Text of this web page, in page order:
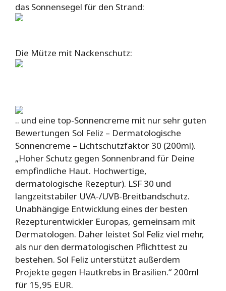
das Sonnensegel für den Strand:
Die Mütze mit Nackenschutz:
.. und eine top-Sonnencreme mit nur sehr guten
Bewertungen Sol Feliz – Dermatologische
Sonnencreme – Lichtschutzfaktor 30 (200ml).
„Hoher Schutz gegen Sonnenbrand für Deine
empfindliche Haut. Hochwertige,
dermatologische Rezeptur). LSF 30 und
langzeitstabiler UVA-/UVB-Breitbandschutz.
Unabhängige Entwicklung eines der besten
Rezepturentwickler Europas, gemeinsam mit
Dermatologen. Daher leistet Sol Feliz viel mehr,
als nur den dermatologischen Pflichttest zu
bestehen. Sol Feliz unterstützt außerdem
Projekte gegen Hautkrebs in Brasilien.“ 200ml
für 15,95 EUR.